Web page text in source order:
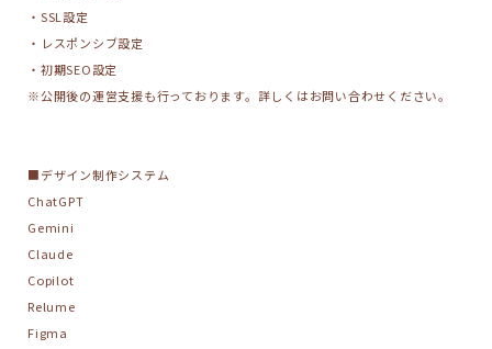
・SSL設定
・レスポンシブ設定
・初期SEO設定
※公開後の運営支援も行っております。詳しくはお問い合わせください。
■デザイン制作システム
ChatGPT
Gemini
Claude
Copilot
Relume
Figma